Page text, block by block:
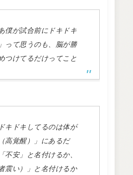
僕が試合前にドキドキ
って思うのも、脳が勝
つけてるだけってこと
キドキしてるのは体が
高覚醒）」にあるだ
不安」と名付けるか、
震い）」と名付けるか